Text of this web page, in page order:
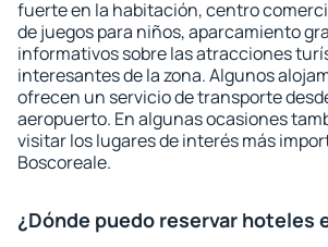
fuerte en la habitación, centro
de juegos para niños, aparcamiento
informativos sobre las atracciones
interesantes de la zona. Algunos
ofrecen un servicio de transporte
aeropuerto. En algunas ocasiones
visitar los lugares de interés más
Boscoreale.
¿Dónde puedo reservar hoteles